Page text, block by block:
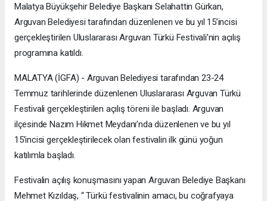
Malatya Büyükşehir Belediye Başkanı Selahattin Gürkan,
Arguvan Belediyesi tarafından düzenlenen ve bu yıl 15’incisi
gerçekleştirilen Uluslararası Arguvan Türkü Festivali’nin açılış
programına katıldı.
MALATYA (İGFA) - Arguvan Belediyesi tarafından 23-24
Temmuz tarihlerinde düzenlenen Uluslararası Arguvan Türkü
Festivali gerçekleştirilen açılış töreni ile başladı. Arguvan
ilçesinde Nazım Hikmet Meydanı’nda düzenlenen ve bu yıl
15’incisi gerçekleştirilecek olan festivalin ilk günü yoğun
katılımla başladı.
Festivalin açılış konuşmasını yapan Arguvan Belediye Başkanı
Mehmet Kızıldaş, “ Türkü festivalinin amacı, bu coğrafyaya